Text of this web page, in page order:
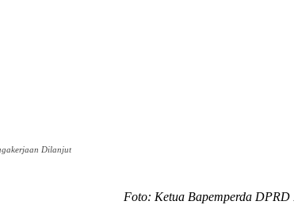
Dilanjut
Foto: Ketua Bapemperda